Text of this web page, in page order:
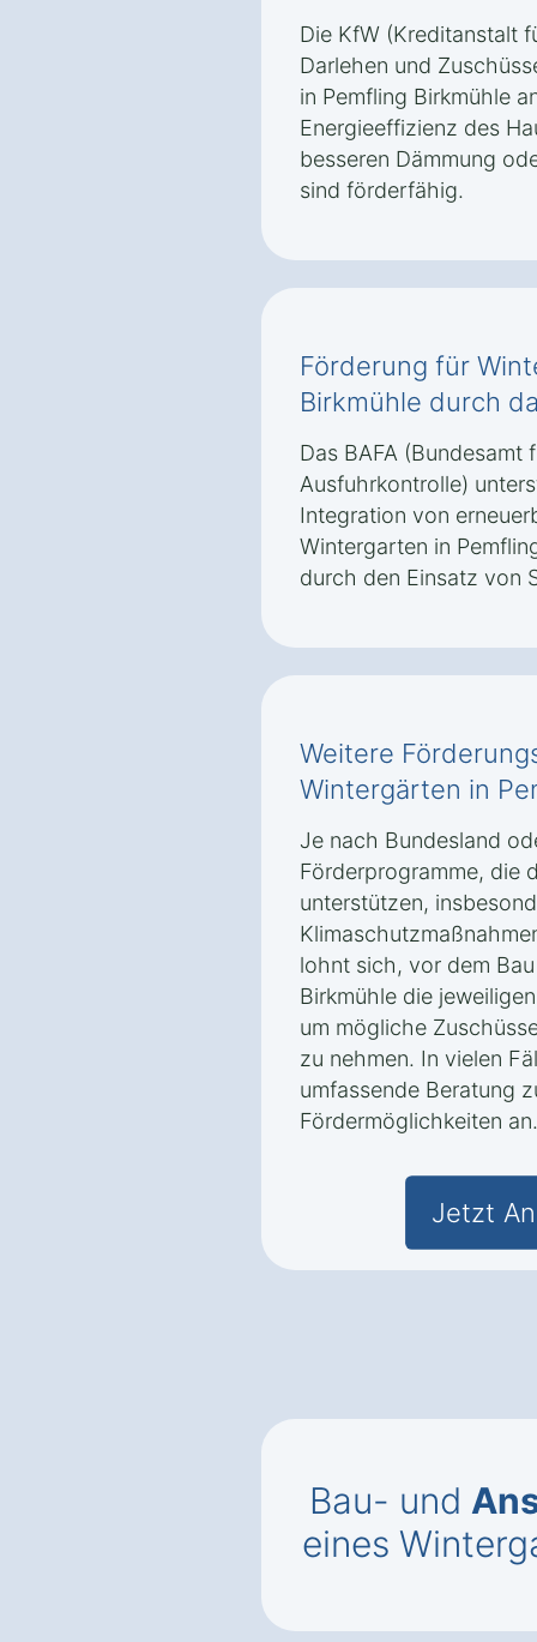
Die KfW (Kreditanstalt
Darlehen und
in Pemfling Birkmühle
Energieeffizienz des
besseren Dämmung
sind förderfähig.
Förderung für
Birkmühle durch
Das BAFA (Bundesamt
Ausfuhrkontrolle)
Integration von
Wintergarten in
durch den Einsatz von
Weitere
Wintergärten in
Je nach Bundesland
Förderprogramme, die
unterstützen,
lohnt sich, vor dem
Birkmühle die
um mögliche
zu nehmen. In vielen
umfassende Beratung
Fördermöglichkeiten an.
Jetzt
Bau- und
eines